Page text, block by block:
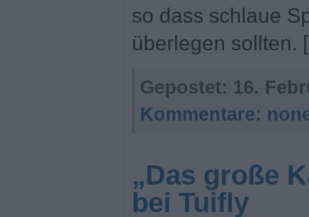
so dass schlaue
überlegen sollten.
Gepostet: 16.
Kommentare:
„Das große
bei Tuifly